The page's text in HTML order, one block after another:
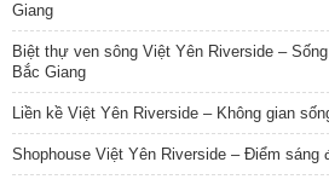
Giang
Biệt thự ven sông Việt Yên Riverside –
Bắc Giang
Liền kề Việt Yên Riverside – Không gian
Shophouse Việt Yên Riverside – Điểm